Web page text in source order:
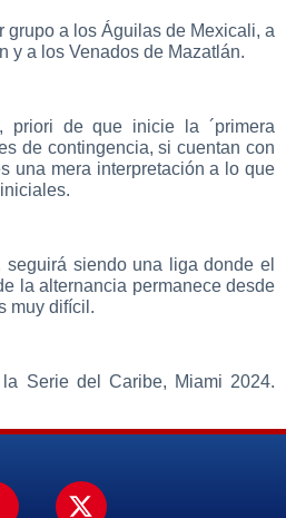
grupo a los Águilas de Mexicali, a
y a los Venados de Mazatlán.
priori de que inicie la ´primera
de contingencia, si cuentan con
una mera interpretación a lo que
siendo una liga donde el
la alternancia permanece desde
muy difícil.
Serie del Caribe, Miami 2024.